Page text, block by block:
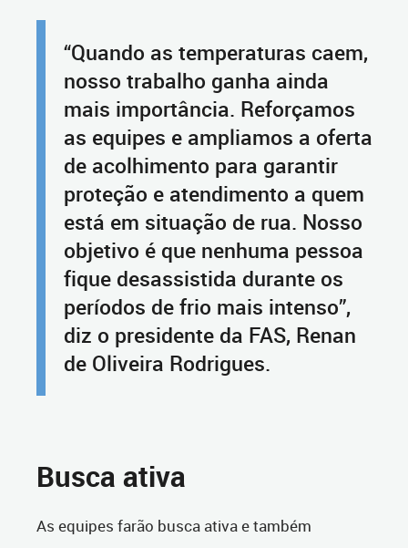
“Quando as temperaturas caem,
nosso trabalho ganha ainda
mais importância. Reforçamos
as equipes e ampliamos a oferta
de acolhimento para garantir
proteção e atendimento a quem
está em situação de rua. Nosso
objetivo é que nenhuma pessoa
fique desassistida durante os
períodos de frio mais intenso”,
diz o presidente da FAS, Renan
de Oliveira Rodrigues.
Busca ativa
As equipes farão busca ativa e também